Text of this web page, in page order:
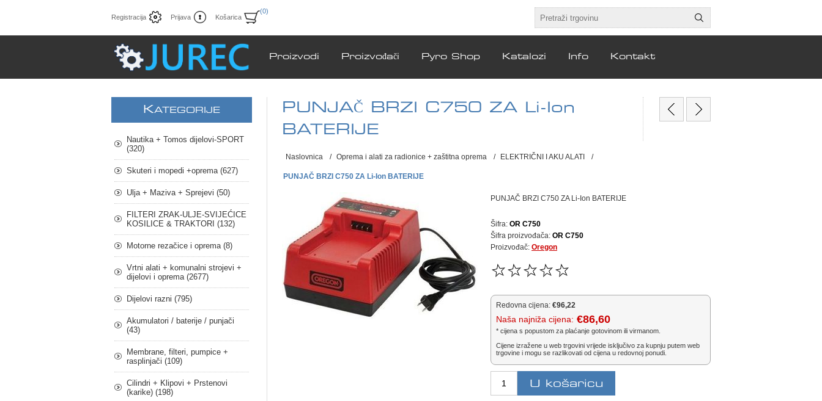
Registracija Prijava Košarica
(0)
Proizvodi Proizvođači Pyro Shop Katalozi Info Kontakt
PUNJAČ BRZI C750 ZA Li-Ion
BATERIJE
Naslovnica / Oprema i alati za radionice + zaštitna oprema / ELEKTRIČNI I AKU ALATI /
PUNJAČ BRZI C750 ZA Li-Ion BATERIJE
PUNJAČ BRZI C750 ZA Li-Ion BATERIJE
Šifra: OR C750
Šifra proizvođača: OR C750
Proizvođač: Oregon
Redovna cijena: €96,22
Naša najniža cijena: €86,60
* cijena s popustom za plaćanje gotovinom ili virmanom.
Cijene izražene u web trgovini vrijede isključivo za kupnju putem web
trgovine i mogu se razlikovati od cijena u redovnoj ponudi.
KATEGORIJE
Nautika + Tomos dijelovi-SPORT
(320)
Skuteri i mopedi +oprema (627)
Ulja + Maziva + Sprejevi (50)
FILTERI ZRAK-ULJE-SVIJEĆICE
KOSILICE & TRAKTORI (132)
Motorne rezačice i oprema (8)
Vrtni alati + komunalni strojevi +
dijelovi i oprema (2677)
Dijelovi razni (795)
Akumulatori / baterije / punjači
(43)
Membrane, filteri, pumpice +
rasplinjači (109)
Cilindri + Klipovi + Prstenovi
(karike) (198)